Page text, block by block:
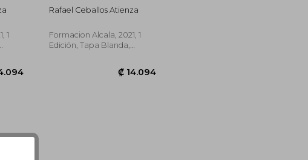
1
Dependientes en
Instituciones-2 ed
Rafael Ceballos Atienza
Formacion Alcala, 2021, 1
Edición, Tapa Blanda,